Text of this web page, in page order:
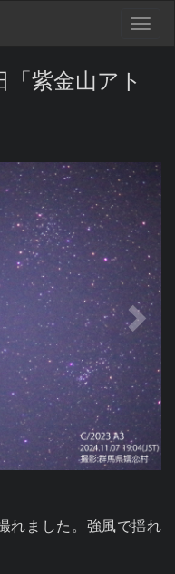
「紫金山アト
ました。強風で揺れ